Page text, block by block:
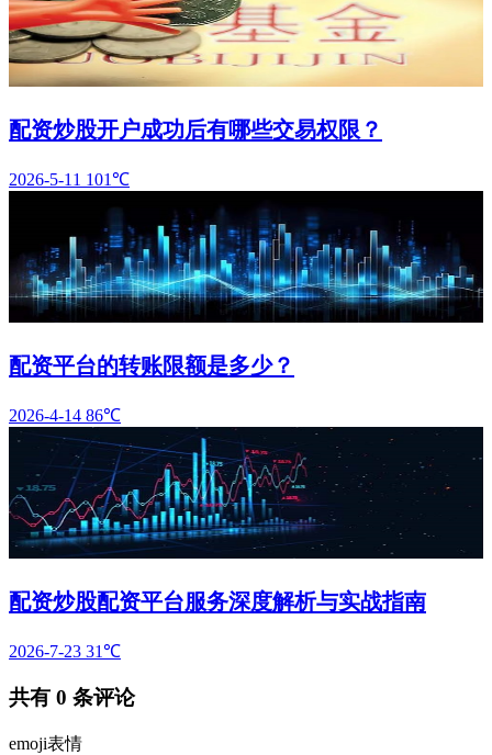
配资炒股开户成功后有哪些交易权限？
2026-5-11 101℃
配资平台的转账限额是多少？
2026-4-14 86℃
配资炒股配资平台服务深度解析与实战指南
2026-7-23 31℃
共有 0 条评论
emoji表情